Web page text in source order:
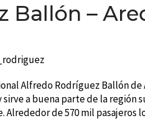
Ballón –
Alfredo Rodríguez Ballón
a buena parte de la región
Alrededor de 570 mil pasajeros